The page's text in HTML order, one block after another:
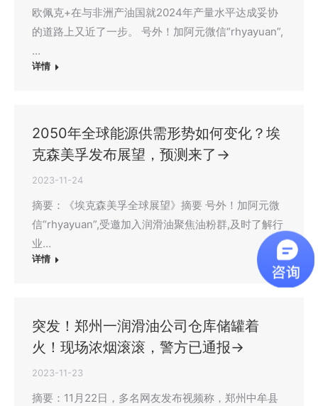
欧佩克+在与非洲产油国就2024年产量水平达成妥协
的道路上又近了一步。 号外！加阿元微信“rhyayuan”,
…
详情
2050年全球能源供需形势如何变化？埃
克森美孚发布展望，预测来了→
2023-11-24
摘要：《埃克森美孚全球展望》摘要 号外！加阿元微
信“rhyayuan”,受邀加入润滑油聚焦油粉群,及时了解行
业…
详情
突发！郑州一润滑油公司仓库储罐着
火！现场浓烟滚滚，警方已通报→
2023-11-23
摘要：11月22日，多名网友发布视频称，郑州中牟县